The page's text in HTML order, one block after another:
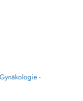
Gynäkologie -